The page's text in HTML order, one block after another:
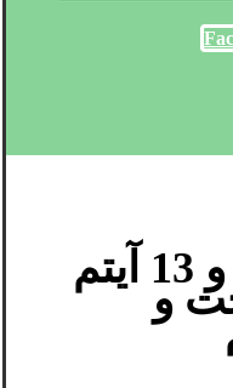
رشته دامپزشکی و 13 آیتم
و